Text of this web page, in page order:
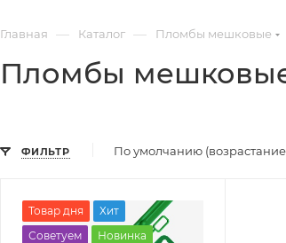
Главная — Каталог — Пломбы мешковые
Пломбы
ФИЛЬТР По умолчанию
Товар дня
Хит
Советуем
Новинка